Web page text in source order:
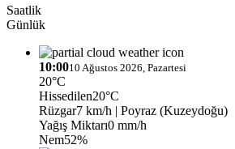
Saatlik
Günlük
10:0010 Ağustos 2026, Pazartesi
20°C
Hissedilen20°C
Rüzgar7 km/h | Poyraz (Kuzeydoğu)
Yağış Miktarı0 mm/h
Nem52%